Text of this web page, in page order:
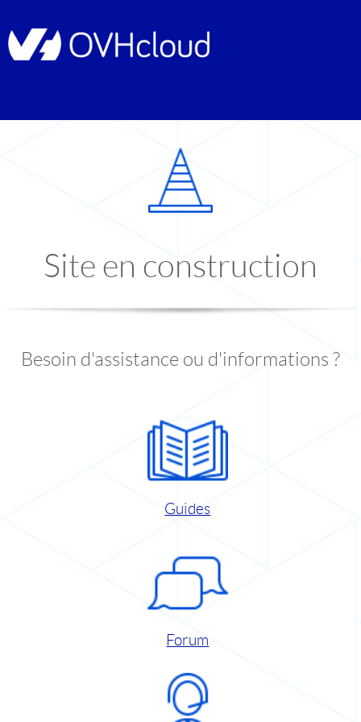
Site en construction
Besoin d'assistance ou d'informations ?
Guides
Forum